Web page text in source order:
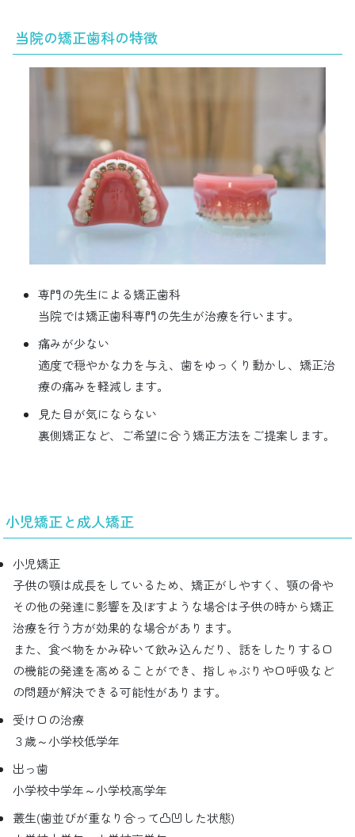
当院の矯正歯科の特徴
専門の先生による矯正歯科
当院では矯正歯科専門の先生が治療を行います。
痛みが少ない
適度で穏やかな力を与え、歯をゆっくり動かし、矯正治
療の痛みを軽減します。
見た目が気にならない
裏側矯正など、ご希望に合う矯正方法をご提案します。
小児矯正と成人矯正
小児矯正
子供の顎は成長をしているため、矯正がしやすく、顎の骨や
その他の発達に影響を及ぼすような場合は子供の時から矯正
治療を行う方が効果的な場合があります。
また、食べ物をかみ砕いて飲み込んだり、話をしたりする口
の機能の発達を高めることができ、指しゃぶりや口呼吸など
の問題が解決できる可能性があります。
受け口の治療
３歳～小学校低学年
出っ歯
小学校中学年～小学校高学年
叢生(歯並びが重なり合って凸凹した状態)